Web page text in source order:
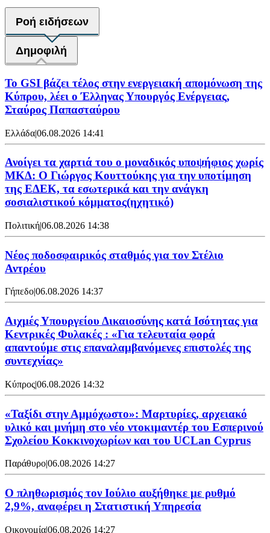
Ροή ειδήσεων
Δημοφιλή
Το GSI βάζει τέλος στην ενεργειακή απομόνωση της
Κύπρου, λέει ο Έλληνας Υπουργός Ενέργειας,
Σταύρος Παπασταύρου
Ελλάδα|06.08.2026 14:41
Ανοίγει τα χαρτιά του ο μοναδικός υποψήφιος χωρίς
ΜΚΔ: Ο Γιώργος Κουττούκης για την υποτίμηση
της ΕΔΕΚ, τα εσωτερικά και την ανάγκη
σοσιαλιστικού κόμματος(ηχητικό)
Πολιτική|06.08.2026 14:38
Νέος ποδοσφαιρικός σταθμός για τον Στέλιο
Αντρέου
Γήπεδο|06.08.2026 14:37
Αιχμές Υπουργείου Δικαιοσύνης κατά Ισότητας για
Κεντρικές Φυλακές : «Για τελευταία φορά
απαντούμε στις επαναλαμβανόμενες επιστολές της
συντεχνίας»
Κύπρος|06.08.2026 14:32
«Ταξίδι στην Αμμόχωστο»: Μαρτυρίες, αρχειακό
υλικό και μνήμη στο νέο ντοκιμαντέρ του Εσπερινού
Σχολείου Κοκκινοχωρίων και του UCLan Cyprus
Παράθυρο|06.08.2026 14:27
Ο πληθωρισμός τον Ιούλιο αυξήθηκε με ρυθμό
2,9%, αναφέρει η Στατιστική Υπηρεσία
Οικονομία|06.08.2026 14:27